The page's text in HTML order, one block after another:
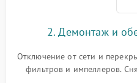
2. Демонтаж и
Отключение от сети и
фильтров и импеллеров.